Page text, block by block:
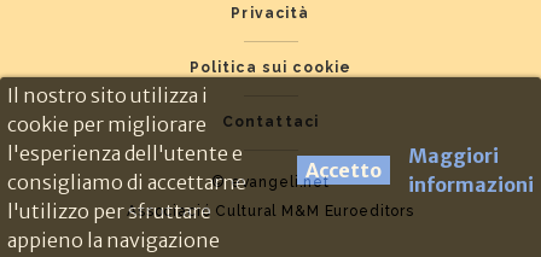
Privacità
Politica sui cookie
Contattaci
© evangeli.net
Associació Cultural M&M Euroeditors
Il nostro sito utilizza i
cookie per migliorare
l'esperienza dell'utente e
consigliamo di accettarne
l'utilizzo per sfruttare
appieno la navigazione
Accetto
Maggiori
informazioni